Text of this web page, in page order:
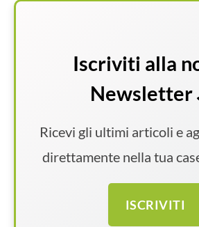
Iscriviti alla
Newsletter
Ricevi gli ultimi articoli e
direttamente nella tua
ISCRIVITI